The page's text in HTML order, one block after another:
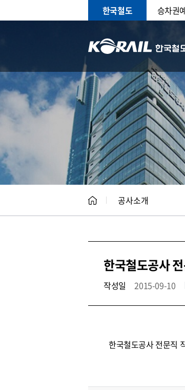
한국철도 승차권
CEO
공사소개
한국철도공사
작성일 2015-09-10
한국철도공사 전문직